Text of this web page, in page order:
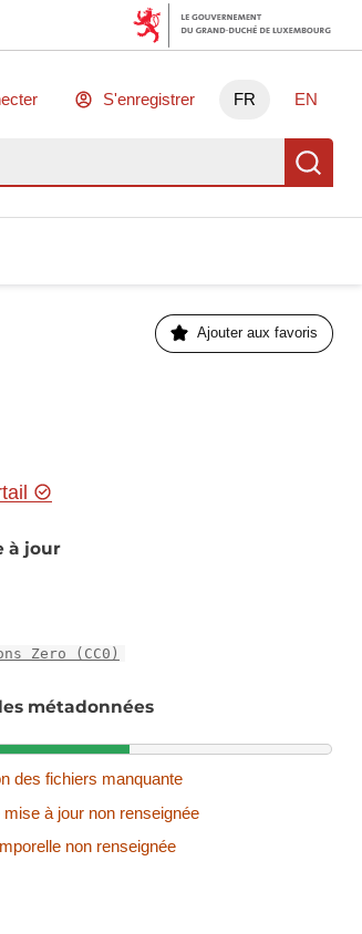
S'enregistrer FR EN
Ajouter aux favoris
à jour
Zero (CC0)
métadonnées
métadonnées
des fichiers manquante
à jour non renseignée
non renseignée